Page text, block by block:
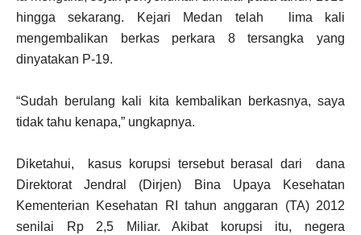
hingga sekarang. Kejari Medan telah lima kali
mengembalikan berkas perkara 8 tersangka yang
dinyatakan P-19.
“Sudah berulang kali kita kembalikan berkasnya, saya
tidak tahu kenapa,” ungkapnya.
Diketahui, kasus korupsi tersebut berasal dari dana
Direktorat Jendral (Dirjen) Bina Upaya Kesehatan
Kementerian Kesehatan RI tahun anggaran (TA) 2012
senilai Rp 2,5 Miliar. Akibat korupsi itu, negera